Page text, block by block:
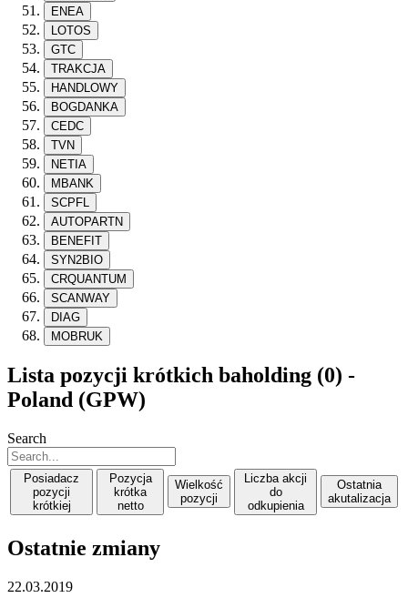
ENEA
LOTOS
GTC
TRAKCJA
HANDLOWY
BOGDANKA
CEDC
TVN
NETIA
MBANK
SCPFL
AUTOPARTN
BENEFIT
SYN2BIO
CRQUANTUM
SCANWAY
DIAG
MOBRUK
Lista pozycji krótkich baholding (0) -
Poland (GPW)
Search
Posiadacz
pozycji
krótkiej
Pozycja
krótka
netto
Wielkość
pozycji
Liczba akcji
do
odkupienia
Ostatnia
akutalizacja
Ostatnie zmiany
22.03.2019